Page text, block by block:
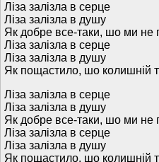
Ліза залізла в серце
Ліза залізла в душу
Як добре все-таки, шо ми не
Ліза залізла в серце
Ліза залізла в душу
Як пощастило, шо колишній
Ліза залізла в серце
Ліза залізла в душу
Як добре все-таки, шо ми не
Ліза залізла в серце
Ліза залізла в душу
Як пощастило, шо колишній